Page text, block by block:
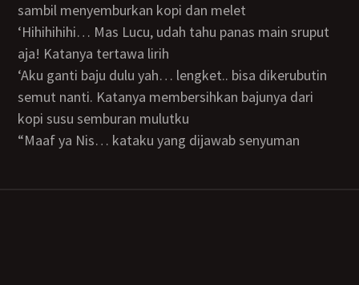
sambil menyemburkan kopi dan melet
‘hihihihihi… Mas Lucu, udah tahu panas main sruput
aja! Katanya tertawa lirih
‘aku ganti baju dulu yah… lengket.. bisa dikerubutin
semut nanti. Katanya membersihkan bajunya dari
kopi susu semburan mulutku
“maaf ya Nis… kataku yang dijawab senyuman